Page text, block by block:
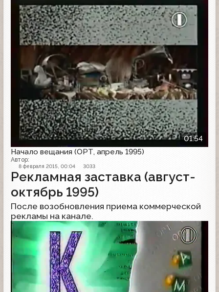
01:54
Начало вещания (ОРТ, апрель 1995)
Автор:
8 февраля 2015, 00:04 3033
Рекламная заставка (август-
октябрь 1995)
После возобновления приема коммерческой
рекламы на канале.
Рекламная заставка